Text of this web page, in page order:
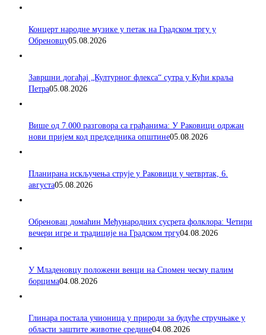
Концерт народне музике у петак на Градском тргу у
Обреновцу05.08.2026
Завршни догађај „Културног флекса“ сутра у Кући краља
Петра05.08.2026
Више од 7.000 разговора са грађанима: У Раковици одржан
нови пријем код председника општине05.08.2026
Планирана искључења струје у Раковици у четвртак, 6.
августа05.08.2026
Обреновац домаћин Међународних сусрета фолклора: Четири
вечери игре и традиције на Градском тргу04.08.2026
У Младеновцу положени венци на Спомен чесму палим
борцима04.08.2026
Глинара постала учионица у природи за будуће стручњаке у
области заштите животне средине04.08.2026